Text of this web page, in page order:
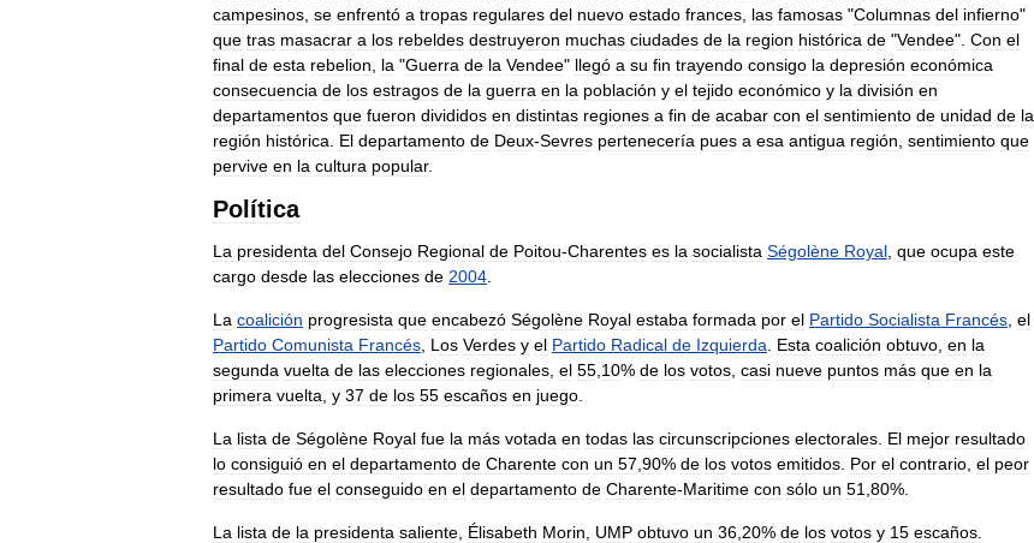
campesinos se enfrentó a tropas regulares del nuevo estado frances las famosas "Columnas del infierno"
que tras masacrar a los rebeldes destruyeron muchas ciudades de la region histórica de "Vendee". Con el
final de esta rebelion la "Guerra de la Vendee" llegó a su fin trayendo consigo la depresión económica
consecuencia de los estragos de la guerra en la población y el tejido económico y la división en
departamentos que fueron divididos en distintas regiones a fin de acabar con el sentimiento de unidad de la
región histórica El departamento de Deux-Sevres pertenecería pues a esa antigua región sentimiento que
pervive en la cultura popular.
Política
La presidenta del Consejo Regional de Poitou-Charentes es la socialista Ségolène Royal que ocupa este
cargo desde las elecciones de 2004
La coalición progresista que encabezó Ségolène Royal estaba formada por el Partido Socialista Francés el
Partido Comunista Francés Los Verdes y el Partido Radical de Izquierda Esta coalición obtuvo en la
segunda vuelta de las elecciones regionales el 55 10% de los votos casi nueve puntos más que en la
primera vuelta y 37 de los 55 escaños en juego
La lista de Ségolène Royal fue la más votada en todas las circunscripciones electorales El mejor resultado
lo consiguió en el departamento de Charente con un 57 90% de los votos emitidos Por el contrario el peor
resultado fue el conseguido en el departamento de Charente-Maritime con sólo un 51 80%.
La lista de la presidenta saliente Élisabeth Morin UMP obtuvo un 36 20% de los votos y 15 escaños